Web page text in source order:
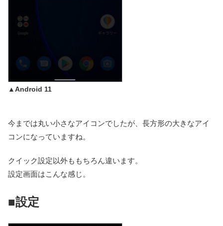
▲Android 11
今までは丸い小さなアイコンでしたが、長方形の大きなアイ
コンになっていますね。
クイック設定以外ももちろん違います。
設定画面はこんな感じ。
■設定